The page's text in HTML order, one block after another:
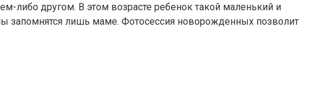
другом. В этом возрасте ребенок такой маленький и
запомнятся лишь маме. Фотосессия новорожденных позволит